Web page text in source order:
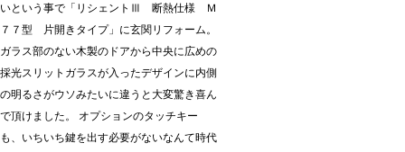
いという事で「リシェントⅢ 断熱仕様 Ｍ
７７型 片開きタイプ」に玄関リフォーム。
ガラス部のない木製のドアから中央に広めの
採光スリットガラスが入ったデザインに内側
の明るさがウソみたいに違うと大変驚き喜ん
で頂けました。 オプションのタッチキー
も、いちいち鍵を出す必要がないなんて時代